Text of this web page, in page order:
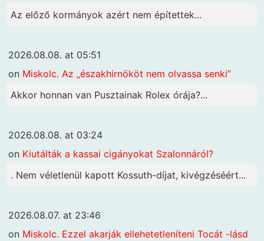
Az előző kormányok azért nem építettek...
2026.08.08. at 05:51
on Miskolc. Az „északhirnököt nem olvassa senki”
Akkor honnan van Pusztainak Rolex órája?...
2026.08.08. at 03:24
on Kiutálták a kassai cigányokat Szalonnáról?
. Nem véletlenül kapott Kossuth-díjat, kivégzéséért...
2026.08.07. at 23:46
on Miskolc. Ezzel akarják ellehetetleníteni Tocát -lásd